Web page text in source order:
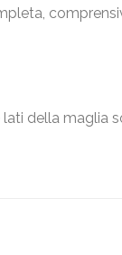
lati della maglia